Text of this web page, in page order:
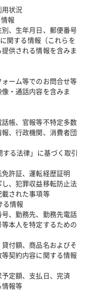
用状況
報
、生年月日、郵便番号
関する情報（これらを
供される情報を含みま
ーム等でのお問合せ等
・通話内容を含みま
帳、官報等不特定多数
、行政機関、消費者団
る法律」に基づく取引
許証、運転経歴証明
、犯罪収益移転防止法
された事項等
る情報
、勤務先、勤務先電話
本人を特定するための
付額、商品名およびそ
契約内容に関する情報
定額、支払日、完済
情報等